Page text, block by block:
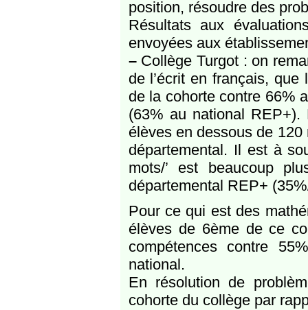
position, résoudre des
Résultats aux
envoyées aux
–Collège Turgot : on
de l’écrit en français,
de la cohorte contre 66%
(63% au national
élèves en dessous de 120
départemental. Il est à
mots/’ est beaucoup
départemental REP+
Pour ce qui est des
élèves de 6ème de ce
compétences contre
national.
En résolution de
cohorte du collège par